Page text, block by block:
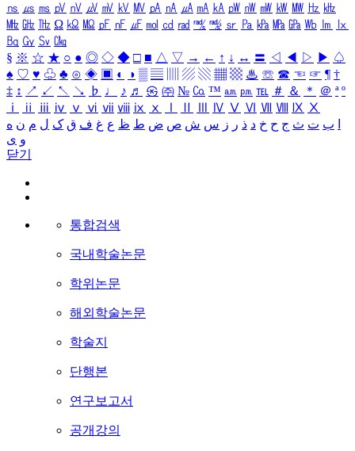
㎱ ㎲ ㎳ ㎴ ㎵ ㎶ ㎷ ㎸ ㎹ ㎀ ㎁ ㎂ ㎃ ㎄ ㎺ ㎻ ㎽ ㎾ ㎿ ㎐ ㎑
㎒ ㎓ ㎔ Ω ㏀ ㏁ ㎊ ㎋ ㎌ ㏖ ㏅ ㎭ ㎮ ㎯ ㏛ ㎩ ㎪ ㎫ ㎬ ㏝ ㏐
㏓
㏃ ㏉ ㏜ ㏆
§ ※ ☆ ★ ○ ● ◎ ◇ ◆ □ ■ △ ▽ → ← ↑ ↓ ↔ 〓 ◁ ◀ ▷ ▶ ♤
♠ ♡ ♥ ♧ ♣ ⊙ ◈ ▣ ◐ ◑ ▒ ▤ ▨ ▧ ▦ ▩ ♨ ☏ ☎ ☜ ☞ ¶ †
‡ ↕ ↗ ↙ ↖ ↘ ♭ ♩ ♪ ♬ ㉿ ㈜ № ㏇ ™ ㏂ ㏘ ℡ ＃ ＆ ＊ ＠ ª º
ⅰ
ⅱ ⅲ ⅳ ⅴ ⅵ ⅶ ⅷ ⅸ ⅹ Ⅳ Ⅴ Ⅵ Ⅶ Ⅷ Ⅸ Ⅹ
ب ت ث ج ح خ د ذ ر ز س ش ص ض ط ظ ع غ ف ق ک ل م ن ه
و ی
닫기
통합검색
국내학술논문
학위논문
해외학술논문
학술지
단행본
연구보고서
공개강의